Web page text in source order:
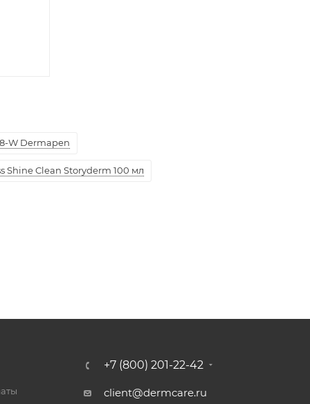
W Dermapen
Shine Clean Storyderm 100 мл
+7 (800) 201-22-42
client@dermcare.ru